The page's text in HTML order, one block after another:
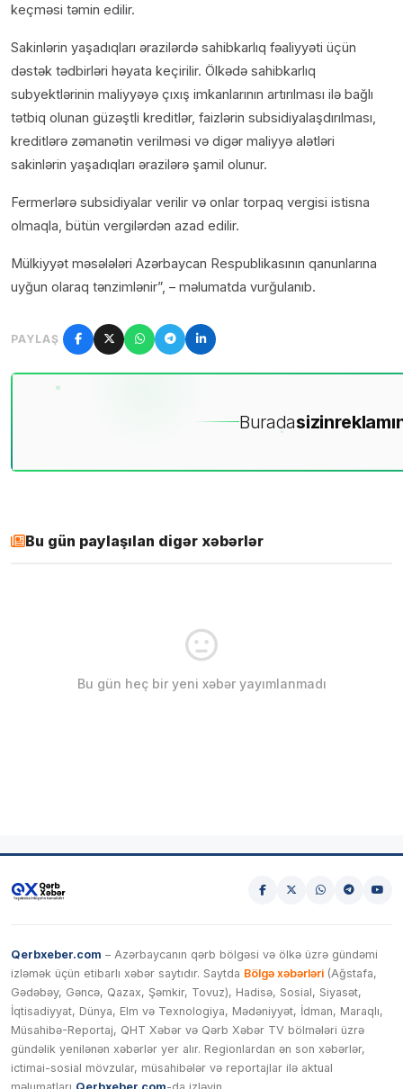
keçməsi təmin edilir.
Sakinlərin yaşadıqları ərazilərdə sahibkarlıq fəaliyyəti üçün
dəstək tədbirləri həyata keçirilir. Ölkədə sahibkarlıq
subyektlərinin maliyyəyə çıxış imkanlarının artırılması ilə bağlı
tətbiq olunan güzəştli kreditlər, faizlərin subsidiyalaşdırılması,
kreditlərə zəmanətin verilməsi və digər maliyyə alətləri
sakinlərin yaşadıqları ərazilərə şamil olunur.
Fermerlərə subsidiyalar verilir və onlar torpaq vergisi istisna
olmaqla, bütün vergilərdən azad edilir.
Mülkiyyət məsələləri Azərbaycan Respublikasının qanunlarına
uyğun olaraq tənzimlənir”, – məlumatda vurğulanıb.
PAYLAŞ
Buradasizin
Bu gün paylaşılan digər xəbərlər
Bu gün heç bir yeni xəbər yayımlanmadı
Qerbxeber.com – Azərbaycanın qərb bölgəsi və ölkə üzrə gündəmi
izləmək üçün etibarlı xəbər saytıdır. Saytda Bölgə xəbərləri (Ağstafa,
Gədəbəy, Gəncə, Qazax, Şəmkir, Tovuz), Hadisə, Sosial, Siyasət,
İqtisadiyyat, Dünya, Elm və Texnologiya, Mədəniyyət, İdman, Maraqlı,
Müsahibə-Reportaj, QHT Xəbər və Qərb Xəbər TV bölmələri üzrə
gündəlik yenilənən xəbərlər yer alır. Regionlardan ən son xəbərlər,
ictimai-sosial mövzular, müsahibələr və reportajlar ilə aktual